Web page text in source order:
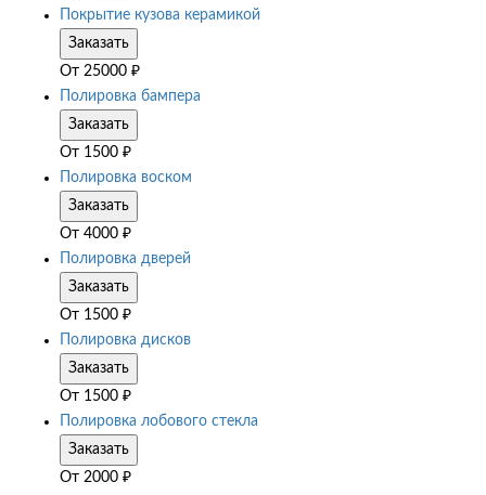
Покрытие кузова керамикой
Заказать
От 25000 ₽
Полировка бампера
Заказать
От 1500 ₽
Полировка воском
Заказать
От 4000 ₽
Полировка дверей
Заказать
От 1500 ₽
Полировка дисков
Заказать
От 1500 ₽
Полировка лобового стекла
Заказать
От 2000 ₽